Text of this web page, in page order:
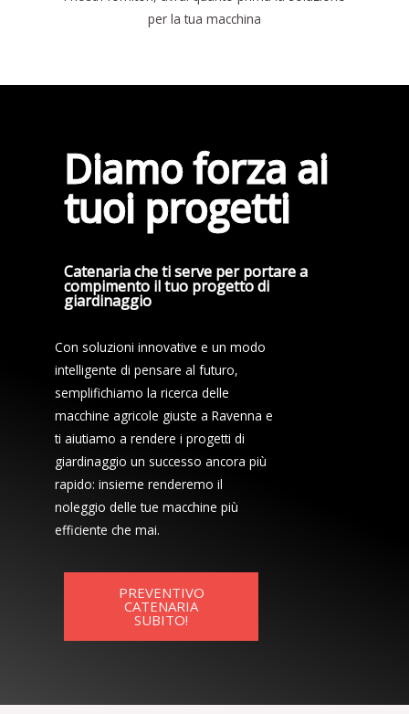
per la tua macchina
Diamo forza ai
tuoi progetti
Catenaria che ti serve per portare a
compimento il tuo progetto di
giardinaggio
Con soluzioni innovative e un modo
intelligente di pensare al futuro,
semplifichiamo la ricerca delle
macchine agricole giuste a Ravenna e
ti aiutiamo a rendere i progetti di
giardinaggio un successo ancora più
rapido: insieme renderemo il
noleggio delle tue macchine più
efficiente che mai.
PREVENTIVO
CATENARIA
SUBITO!